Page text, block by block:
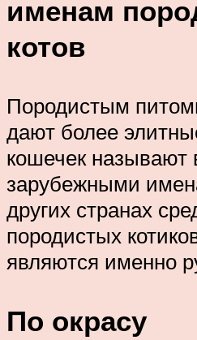
именам
котов
Породистым
дают более
кошечек называют
зарубежными
других странах
породистых
являются именно
По окрасу